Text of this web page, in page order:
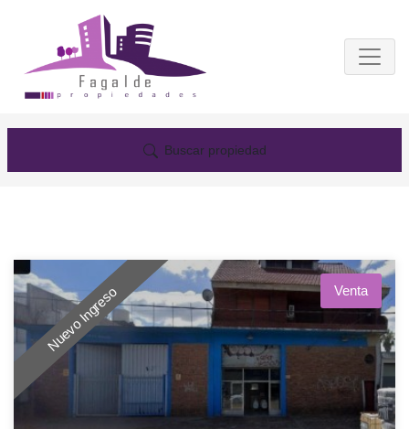
Buscar propiedad
Nuevo Ingreso Venta